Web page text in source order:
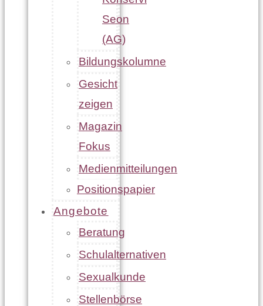
Seon
(AG)
Bildungskolumne
Gesicht
zeigen
Magazin
Fokus
Medienmitteilungen
Positionspapier
Angebote
Beratung
Schulalternativen
Sexualkunde
Stellenbörse